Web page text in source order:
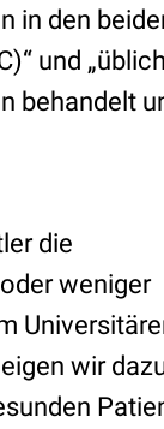
in den
und
behandelt
die
weniger
wir